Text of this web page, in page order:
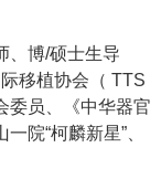
、博/硕士生导
移植协会（ TTS
委员、《中华器官
院“柯麟新星”、